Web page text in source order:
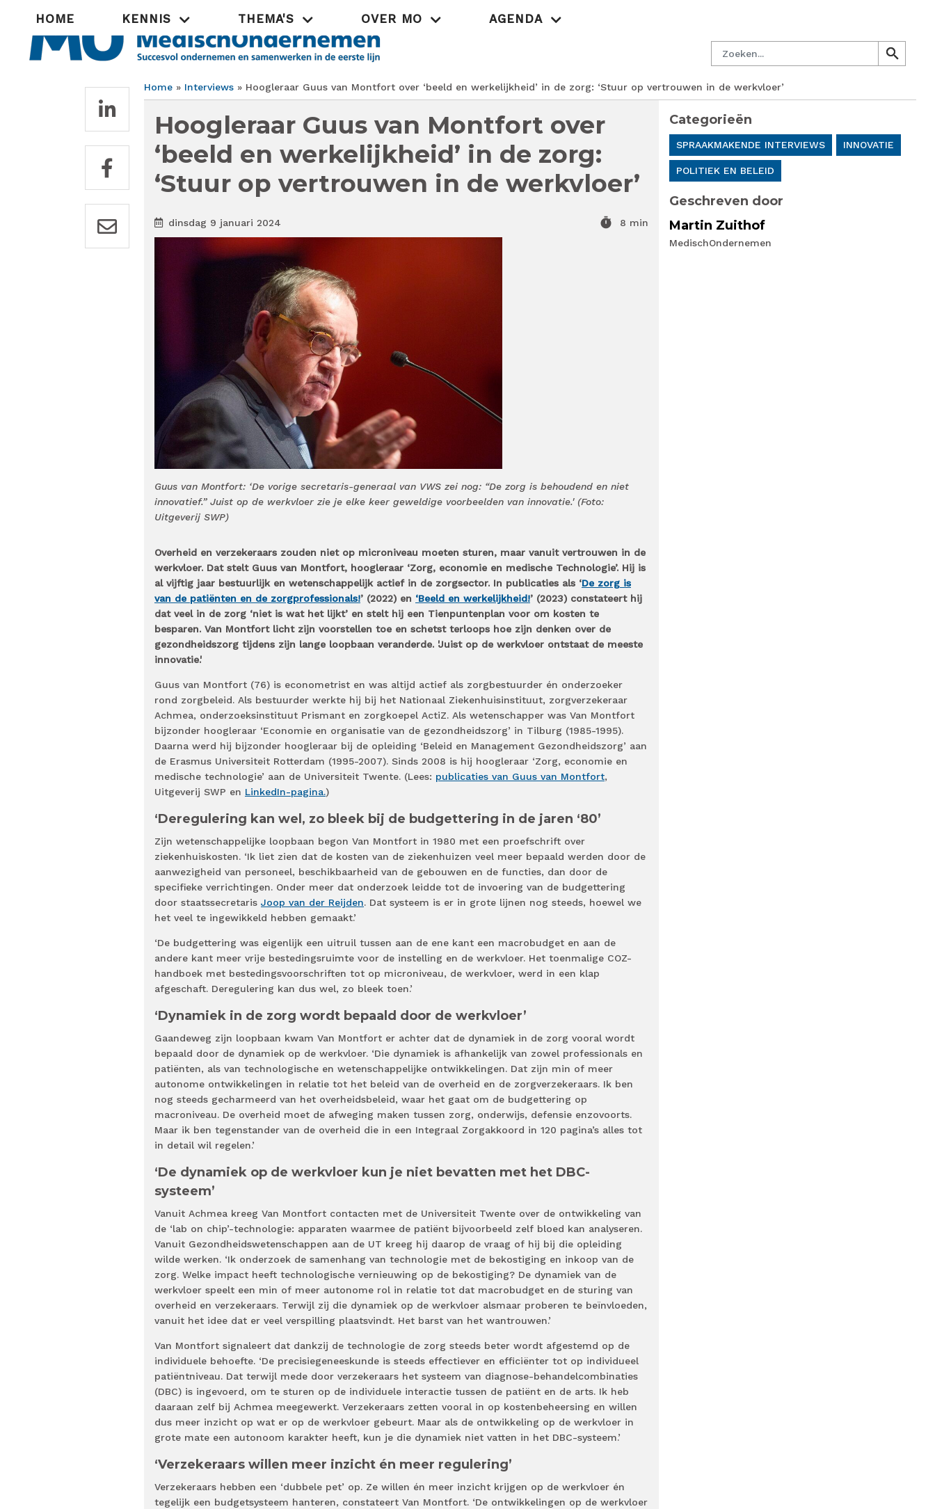
Zoeken
search
search
Hoofdnavigatie
HOME KENNIS THEMA'S OVER MO AGENDA
Home Interviews Hoogleraar Guus van Montfort over ‘beeld en werkelijkheid’ in de zorg: ‘Stuur op vertrouwen in de werkvloer’
Hoogleraar Guus van Montfort over
‘beeld en werkelijkheid’ in de zorg:
‘Stuur op vertrouwen in de werkvloer’
dinsdag 9 januari 2024 timer 8 min
Guus van Montfort: ‘De vorige secretaris-generaal van VWS zei nog: “De zorg is behoudend en niet
innovatief.” Juist op de werkvloer zie je elke keer geweldige voorbeelden van innovatie.' (Foto:
Uitgeverij SWP)
Overheid en verzekeraars zouden niet op microniveau moeten sturen, maar vanuit vertrouwen in de
werkvloer. Dat stelt Guus van Montfort, hoogleraar ‘Zorg, economie en medische Technologie’. Hij is
al vijftig jaar bestuurlijk en wetenschappelijk actief in de zorgsector. In publicaties als ‘De zorg is
van de patiënten en de zorgprofessionals!’ (2022) en ‘Beeld en werkelijkheid!’ (2023) constateert hij
dat veel in de zorg ‘niet is wat het lijkt’ en stelt hij een Tienpuntenplan voor om kosten te
besparen. Van Montfort licht zijn voorstellen toe en schetst terloops hoe zijn denken over de
gezondheidszorg tijdens zijn lange loopbaan veranderde. 'Juist op de werkvloer ontstaat de meeste
innovatie.'
Guus van Montfort (76) is econometrist en was altijd actief als zorgbestuurder én onderzoeker
rond zorgbeleid. Als bestuurder werkte hij bij het Nationaal Ziekenhuisinstituut, zorgverzekeraar
Achmea, onderzoeksinstituut Prismant en zorgkoepel ActiZ. Als wetenschapper was Van Montfort
bijzonder hoogleraar ‘Economie en organisatie van de gezondheidszorg’ in Tilburg (1985-1995).
Daarna werd hij bijzonder hoogleraar bij de opleiding ‘Beleid en Management Gezondheidszorg’ aan
de Erasmus Universiteit Rotterdam (1995-2007). Sinds 2008 is hij hoogleraar ‘Zorg, economie en
medische technologie’ aan de Universiteit Twente. (Lees: publicaties van Guus van Montfort,
Uitgeverij SWP en LinkedIn-pagina.)
‘Deregulering kan wel, zo bleek bij de budgettering in de jaren ‘80’
Zijn wetenschappelijke loopbaan begon Van Montfort in 1980 met een proefschrift over
ziekenhuiskosten. ‘Ik liet zien dat de kosten van de ziekenhuizen veel meer bepaald werden door de
aanwezigheid van personeel, beschikbaarheid van de gebouwen en de functies, dan door de
specifieke verrichtingen. Onder meer dat onderzoek leidde tot de invoering van de budgettering
door staatssecretaris Joop van der Reijden. Dat systeem is er in grote lijnen nog steeds, hoewel we
het veel te ingewikkeld hebben gemaakt.’
‘De budgettering was eigenlijk een uitruil tussen aan de ene kant een macrobudget en aan de
andere kant meer vrije bestedingsruimte voor de instelling en de werkvloer. Het toenmalige COZ-
handboek met bestedingsvoorschriften tot op microniveau, de werkvloer, werd in een klap
afgeschaft. Deregulering kan dus wel, zo bleek toen.’
‘Dynamiek in de zorg wordt bepaald door de werkvloer’
Gaandeweg zijn loopbaan kwam Van Montfort er achter dat de dynamiek in de zorg vooral wordt
bepaald door de dynamiek op de werkvloer. ‘Die dynamiek is afhankelijk van zowel professionals en
patiënten, als van technologische en wetenschappelijke ontwikkelingen. Dat zijn min of meer
autonome ontwikkelingen in relatie tot het beleid van de overheid en de zorgverzekeraars. Ik ben
nog steeds gecharmeerd van het overheidsbeleid, waar het gaat om de budgettering op
macroniveau. De overheid moet de afweging maken tussen zorg, onderwijs, defensie enzovoorts.
Maar ik ben tegenstander van de overheid die in een Integraal Zorgakkoord in 120 pagina’s alles tot
in detail wil regelen.’
‘De dynamiek op de werkvloer kun je niet bevatten met het DBC-
systeem’
Vanuit Achmea kreeg Van Montfort contacten met de Universiteit Twente over de ontwikkeling van
de ‘lab on chip’-technologie: apparaten waarmee de patiënt bijvoorbeeld zelf bloed kan analyseren.
Vanuit Gezondheidswetenschappen aan de UT kreeg hij daarop de vraag of hij bij die opleiding
wilde werken. ‘Ik onderzoek de samenhang van technologie met de bekostiging en inkoop van de
zorg. Welke impact heeft technologische vernieuwing op de bekostiging? De dynamiek van de
werkvloer speelt een min of meer autonome rol in relatie tot dat macrobudget en de sturing van
overheid en verzekeraars. Terwijl zij die dynamiek op de werkvloer alsmaar proberen te beïnvloeden,
vanuit het idee dat er veel verspilling plaatsvindt. Het barst van het wantrouwen.’
Van Montfort signaleert dat dankzij de technologie de zorg steeds beter wordt afgestemd op de
individuele behoefte. ‘De precisiegeneeskunde is steeds effectiever en efficiënter tot op individueel
patiëntniveau. Dat terwijl mede door verzekeraars het systeem van diagnose-behandelcombinaties
(DBC) is ingevoerd, om te sturen op de individuele interactie tussen de patiënt en de arts. Ik heb
daaraan zelf bij Achmea meegewerkt. Verzekeraars zetten vooral in op kostenbeheersing en willen
dus meer inzicht op wat er op de werkvloer gebeurt. Maar als de ontwikkeling op de werkvloer in
grote mate een autonoom karakter heeft, kun je die dynamiek niet vatten in het DBC-systeem.’
‘Verzekeraars willen meer inzicht én meer regulering’
Verzekeraars hebben een ‘dubbele pet’ op. Ze willen én meer inzicht krijgen op de werkvloer én
tegelijk een budgetsysteem hanteren, constateert Van Montfort. ‘De ontwikkelingen op de werkvloer
Categorieën
SPRAAKMAKENDE INTERVIEWS INNOVATIE
POLITIEK EN BELEID
Geschreven door
Martin Zuithof
MedischOndernemen